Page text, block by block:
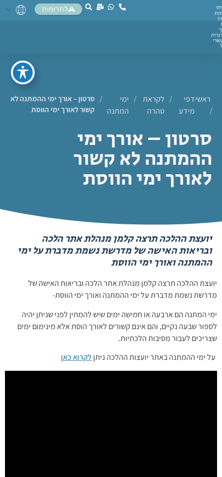
לתרומות
ראשי
/
דפי
מידע
/
לקראת
טהרה
/
ימי
המתנה
/ סרטון – אורך ימי ההמתנה לא
קשור לאורך ימי הווסת
סרטון – אורך ימי
ההמתנה לא קשור
לאורך ימי הווסת
יועצת ההלכה תרצה קלמן מנהלת אתר הלכה
ובריאות האישה של מדרשת נשמת מדברת על ימי
ההמתנה ואורך ימי הווסת
יועצת ההלכה תרצה קלמן מנהלת אתר הלכה ובריאות האישה של
מדרשת נשמת מדברת על ימי ההמתנה ואורך ימי הווסת-
ימי המתנה הם ארבעה או חמישה ימים שיש להמתין לפני שניתן יהיה
לספור שבעה נקיים, והם אינם קשורים לאורך הוסת אלא מינימום ימים
שצריכים לעבור מסיבות הלכתיות.
על ימי ההמתנה באתר יועצות ההלכה ניתןלקרוא כאן